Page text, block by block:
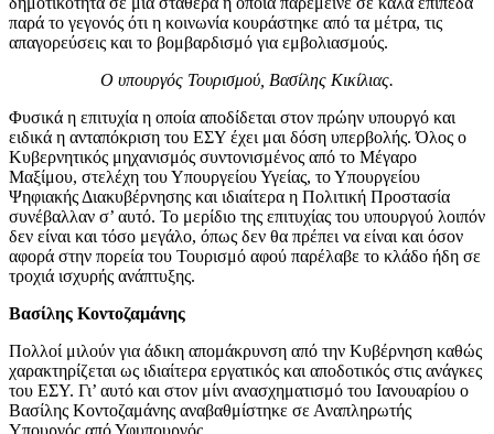
παρά το γεγονός ότι η κοινωνία κουράστηκε από τα μέτρα, τις
απαγορεύσεις και το βομβαρδισμό για εμβολιασμούς.
Ο υπουργός Τουρισμού, Βασίλης Κικίλιας.
Φυσικά η επιτυχία η οποία αποδίδεται στον πρώην υπουργό και
ειδικά η ανταπόκριση του ΕΣΥ έχει μαι δόση υπερβολής. Όλος ο
Κυβερνητικός μηχανισμός συντονισμένος από το Μέγαρο
Μαξίμου, στελέχη του Υπουργείου Υγείας, το Υπουργείου
Ψηφιακής Διακυβέρνησης και ιδιαίτερα η Πολιτική Προστασία
συνέβαλλαν σ’ αυτό. Το μερίδιο της επιτυχίας του υπουργού λοιπόν
δεν είναι και τόσο μεγάλο, όπως δεν θα πρέπει να είναι και όσον
αφορά στην πορεία του Τουρισμό αφού παρέλαβε το κλάδο ήδη σε
τροχιά ισχυρής ανάπτυξης.
Βασίλης Κοντοζαμάνης
Πολλοί μιλούν για άδικη απομάκρυνση από την Κυβέρνηση καθώς
χαρακτηρίζεται ως ιδιαίτερα εργατικός και αποδοτικός στις ανάγκες
του ΕΣΥ. Γι’ αυτό και στον μίνι ανασχηματισμό του Ιανουαρίου ο
Βασίλης Κοντοζαμάνης αναβαθμίστηκε σε Αναπληρωτής
Υπουργός από Υφυπουργός.